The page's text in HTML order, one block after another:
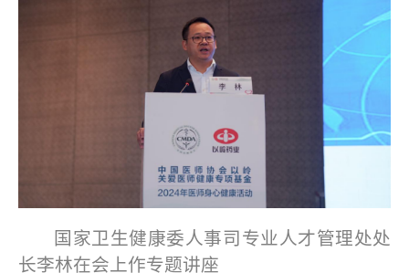
国家卫生健康委人事司专业人才管理处处
长李林在会上作专题讲座